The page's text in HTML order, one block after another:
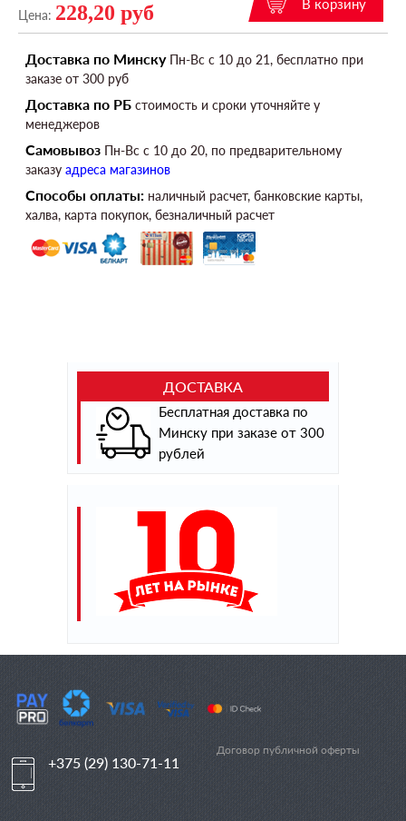
Цена: 228,20 руб
Доставка по МинскуПн-Вс c 10 до 21, бесплатно при
заказе от 300 руб
Доставка по РБ стоимость и сроки уточняйте у
менеджеров
Самовывоз Пн-Вс c 10 до 20, по предварительному
заказу адреса магазинов
Способы оплаты: наличный расчет, банковские карты,
халва, карта покупок, безналичный расчет
ДОСТАВКА
Бесплатная доставка по
Минску при заказе от 300
рублей
+375 (29) 130-71-11
Договор публичной оферты